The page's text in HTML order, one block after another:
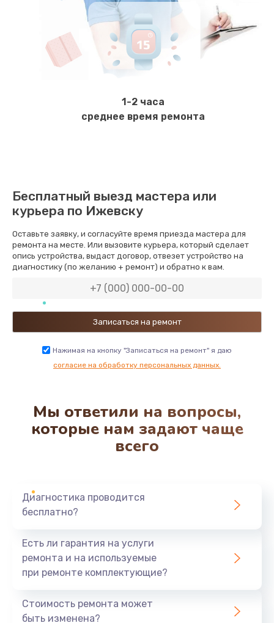
1-2 часа
среднее время ремонта
Бесплатный выезд мастера или
курьера по Ижевску
Оставьте заявку, и согласуйте время приезда мастера для
ремонта на месте. Или вызовите курьера, который сделает
опись устройства, выдаст договор, отвезет устройство на
диагностику (по желанию + ремонт) и обратно к вам.
Нажимая на кнопку "Записаться на ремонт" я даю
согласие на обработку персональных данных.
Мы ответили на вопросы,
которые нам задают чаще
всего
Диагностика проводится
бесплатно?
Есть ли гарантия на услуги
ремонта и на используемые
при ремонте комплектующие?
Стоимость ремонта может
быть изменена?